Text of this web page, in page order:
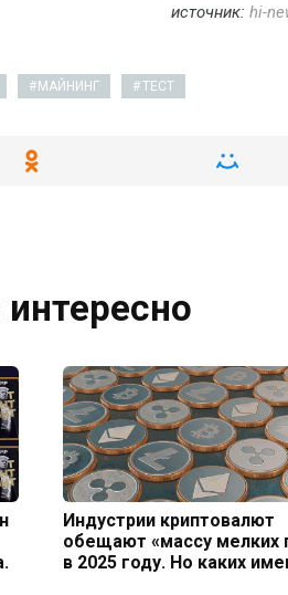
источник: hi-
МАЙНИНГ ТЕСТ
Индустрии криптовалют
обещают «массу мелких
в 2025 году. Но каких